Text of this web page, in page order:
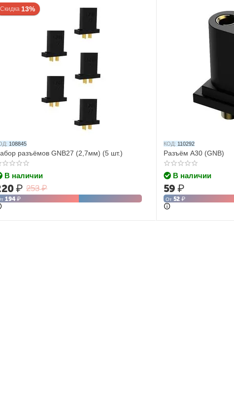
Скидка 13%
108845
разъёмов GNB27 (2,7мм) (5 шт.)
В наличии
253 ₽
₽
194 ₽
КОД: 110292
Разъём A30 (GNB)
В наличии
59 ₽
От 52 ₽